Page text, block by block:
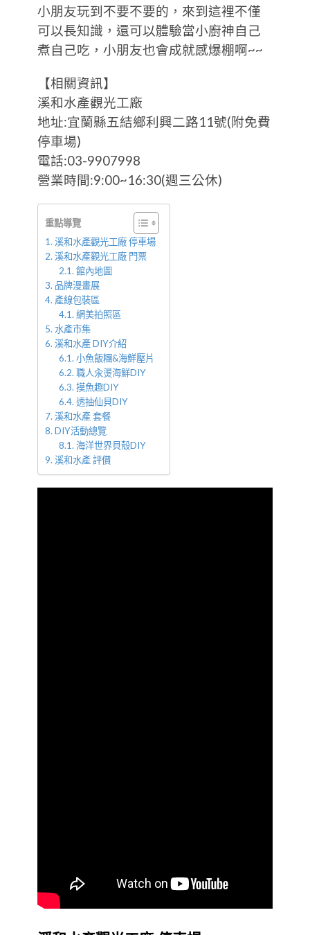
小朋友玩到不要不要的，來到這裡不僅
可以長知識，還可以體驗當小廚神自己
煮自己吃，小朋友也會成就感爆棚啊~~
【相關資訊】
溪和水產觀光工廠
地址:宜蘭縣五結鄉利興二路11號(附免費
停車場)
電話:03-9907998
營業時間:9:00~16:30(週三公休)
重點導覽
溪和水產觀光工廠 停車場
溪和水產觀光工廠 門票
館內地圖
品牌漫畫展
產線包裝區
網美拍照區
水產市集
溪和水產 DIY介紹
小魚飯糰&海鮮壓片
職人汆燙海鮮DIY
摸魚趣DIY
透抽仙貝DIY
溪和水產 套餐
DIY活動總覽
海洋世界貝殼DIY
溪和水產 評價